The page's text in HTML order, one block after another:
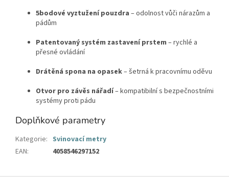
5bodové vyztužení pouzdra – odolnost vůči nárazům a
pádům
Patentovaný systém zastavení prstem – rychlé a
přesné ovládání
Drátěná spona na opasek– šetrná k pracovnímu oděvu
Otvor pro závěs nářadí– kompatibilní s bezpečnostními
systémy proti pádu
Doplňkové parametry
Kategorie: Svinovací metry
EAN: 4058546297152
Z